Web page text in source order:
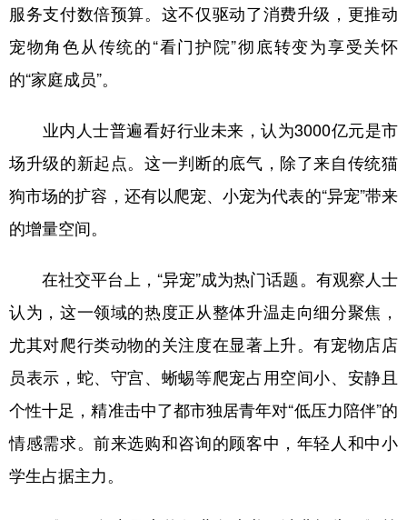
Русский язык 日本語 한국어
Deutsch Português
服务支付数倍预算。这不仅驱动了消费升级，更推动
宠物角色从传统的“看门护院”彻底转变为享受关怀
的“家庭成员”。
业内人士普遍看好行业未来，认为3000亿元是市
场升级的新起点。这一判断的底气，除了来自传统猫
狗市场的扩容，还有以爬宠、小宠为代表的“异宠”带来
的增量空间。
在社交平台上，“异宠”成为热门话题。有观察人士
认为，这一领域的热度正从整体升温走向细分聚焦，
尤其对爬行类动物的关注度在显著上升。有宠物店店
员表示，蛇、守宫、蜥蜴等爬宠占用空间小、安静且
个性十足，精准击中了都市独居青年对“低压力陪伴”的
情感需求。前来选购和咨询的顾客中，年轻人和中小
学生占据主力。